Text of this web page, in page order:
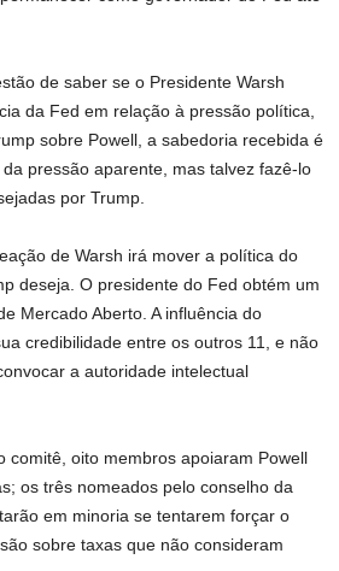
de saber se o Presidente Warsh
da Fed em relação à pressão política,
sobre Powell, a sabedoria recebida é
pressão aparente, mas talvez fazê-lo
por Trump.
de Warsh irá mover a política do
deseja. O presidente do Fed obtém um
Mercado Aberto. A influência do
credibilidade entre os outros 11, e não
a autoridade intelectual
comitê, oito membros apoiaram Powell
os três nomeados pelo conselho da
em minoria se tentarem forçar o
sobre taxas que não consideram